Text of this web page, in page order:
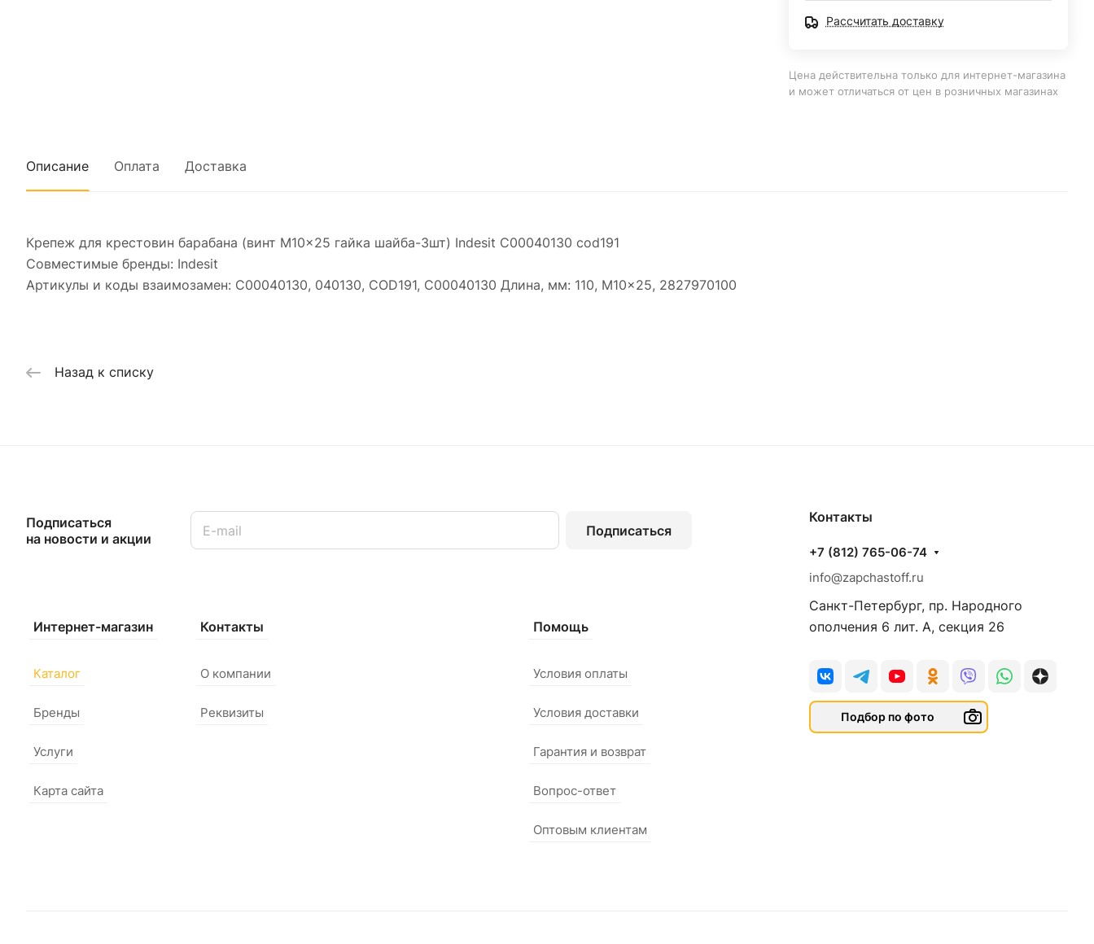
Рассчитать доставку
Цена действительна только для интернет-магазина
и может отличаться от цен в розничных магазинах
Описание Оплата Доставка
Крепеж для крестовин барабана (винт M10x25 гайка шайба-3шт) Indesit C00040130 cod191
Совместимые бренды: Indesit
Артикулы и коды взаимозамен: C00040130, 040130, COD191, C00040130 Длина, мм: 110, M10x25, 2827970100
Назад к списку
Подписаться
на новости и акции
Подписаться
Интернет-магазин
Каталог
Бренды
Услуги
Карта сайта
Контакты
О компании
Реквизиты
Помощь
Условия оплаты
Условия доставки
Гарантия и возврат
Вопрос-ответ
Оптовым клиентам
Контакты
+7 (812) 765-06-74
info@zapchastoff.ru
Санкт-Петербург, пр. Народного
ополчения 6 лит. А, секция 26
Подбор по фото